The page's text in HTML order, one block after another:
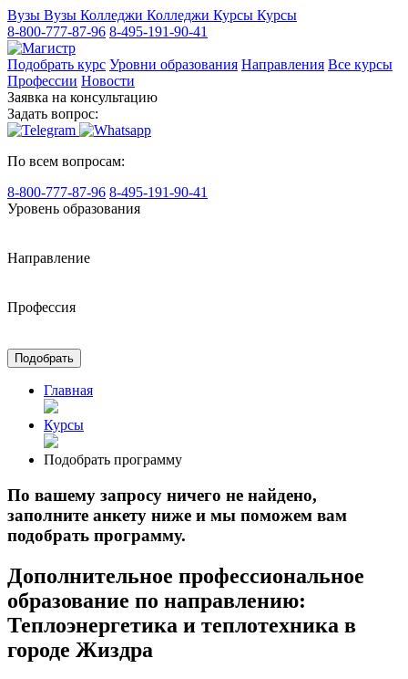
Вузы Вузы Колледжи Колледжи Курсы Курсы
8-800-777-87-96 8-495-191-90-41
Подобрать курс Уровни образования Направления Все курсы
Профессии Новости
Заявка на консультацию
Задать вопрос:
По всем вопросам:
8-800-777-87-96 8-495-191-90-41
Уровень образования
Направление
Профессия
Подобрать
Главная
Курсы
Подобрать программу
По вашему запросу ничего не найдено,
заполните анкету ниже и мы поможем вам
подобрать программу.
Дополнительное профессиональное
образование по направлению:
Теплоэнергетика и теплотехника в
городе Жиздра